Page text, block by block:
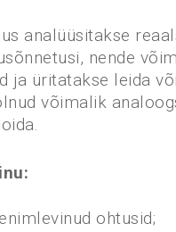
analüüsitakse
nende
ja üritatakse leida
võimalik
:
ohtusid;